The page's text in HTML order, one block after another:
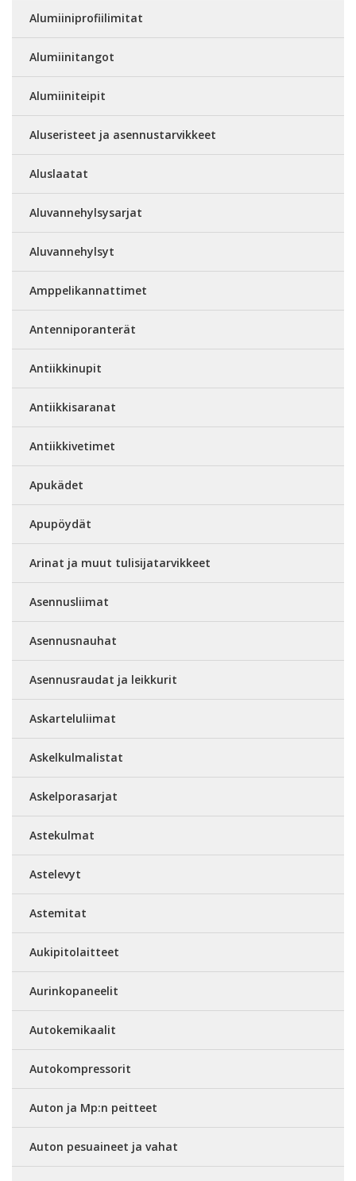
Alumiiniprofiilimitat
Alumiinitangot
Alumiiniteipit
Aluseristeet ja asennustarvikkeet
Aluslaatat
Aluvannehylsysarjat
Aluvannehylsyt
Amppelikannattimet
Antenniporanterät
Antiikkinupit
Antiikkisaranat
Antiikkivetimet
Apukädet
Apupöydät
Arinat ja muut tulisijatarvikkeet
Asennusliimat
Asennusnauhat
Asennusraudat ja leikkurit
Askarteluliimat
Askelkulmalistat
Askelporasarjat
Astekulmat
Astelevyt
Astemitat
Aukipitolaitteet
Aurinkopaneelit
Autokemikaalit
Autokompressorit
Auton ja Mp:n peitteet
Auton pesuaineet ja vahat